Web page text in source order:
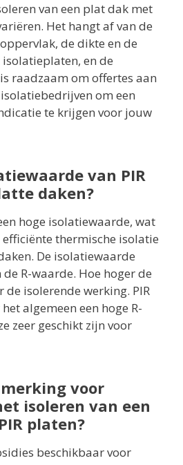
van een plat dak met
Het hangt af van de
de dikte en de
en de
raadzaam om offertes aan
om een
te krijgen voor jouw
van PIR
daken?
hoge isolatiewaarde, wat
efficiënte thermische isolatie
De isolatiewaarde
R-waarde. Hoe hoger de
de isolerende werking. PIR
algemeen een hoge R-
zeer geschikt zijn voor
voor
isoleren van een
platen?
beschikbaar voor